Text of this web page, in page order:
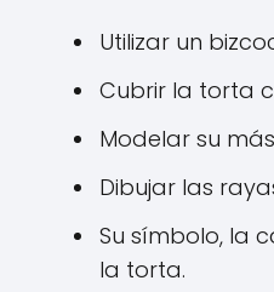
Utilizar un
Cubrir la torta
Modelar su
Dibujar las
Su símbolo, la
la torta.